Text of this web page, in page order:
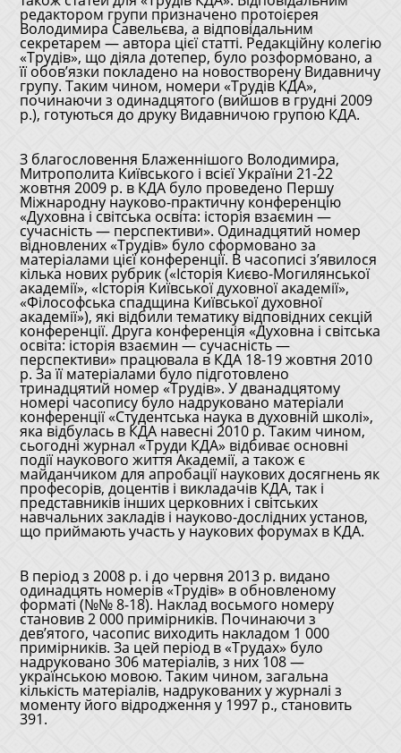
редактором групи призначено протоієрея
Володимира Савельєва, а відповідальним
секретарем — автора цієї статті. Редакційну колегію
«Трудів», що діяла дотепер, було розформовано, а
її обов’язки покладено на новостворену Видавничу
групу. Таким чином, номери «Трудів КДА»,
починаючи з одинадцятого (вийшов в грудні 2009
р.), готуються до друку Видавничою групою КДА.
З благословення Блаженнішого Володимира,
Митрополита Київського і всієї України 21-22
жовтня 2009 р. в КДА було проведено Першу
Міжнародну науково-практичну конференцію
«Духовна і світська освіта: історія взаємин —
сучасність — перспективи». Одинадцятий номер
відновлених «Трудів» було сформовано за
матеріалами цієї конференції. В часописі з’явилося
кілька нових рубрик («Історія Києво-Могилянської
академії», «Історія Київської духовної академії»,
«Філософська спадщина Київської духовної
академії»), які відбили тематику відповідних секцій
конференції. Друга конференція «Духовна і світська
освіта: історія взаємин — сучасність —
перспективи» працювала в КДА 18-19 жовтня 2010
р. За її матеріалами було підготовлено
тринадцятий номер «Трудів». У дванадцятому
номері часопису було надруковано матеріали
конференції «Студентська наука в духовній школі»,
яка відбулась в КДА навесні 2010 р. Таким чином,
сьогодні журнал «Труди КДА» відбиває основні
події наукового життя Академії, а також є
майданчиком для апробації наукових досягнень як
професорів, доцентів і викладачів КДА, так і
представників інших церковних і світських
навчальних закладів і науково-дослідних установ,
що приймають участь у наукових форумах в КДА.
В період з 2008 р. і до червня 2013 р. видано
одинадцять номерів «Трудів» в обновленому
форматі (№№ 8-18). Наклад восьмого номеру
становив 2 000 примірників. Починаючи з
дев’ятого, часопис виходить накладом 1 000
примірників. За цей період в «Трудах» було
надруковано 306 матеріалів, з них 108 —
українською мовою. Таким чином, загальна
кількість матеріалів, надрукованих у журналі з
моменту його відродження у 1997 р., становить
391.